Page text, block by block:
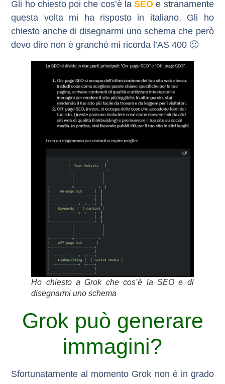
Gli ho chiesto poi che cos’è laSEO e stranamente
questa volta mi ha risposto in italiano. Gli ho
chiesto anche di disegnarmi uno schema che però
devo dire non è granché mi ricorda l’AS 400 🙂
Ho chiesto a Grok che cos’è la SEO e di
disegnarmi uno schema
Grok può generare
immagini?
Sfortunatamente al momento Grok non è in grado